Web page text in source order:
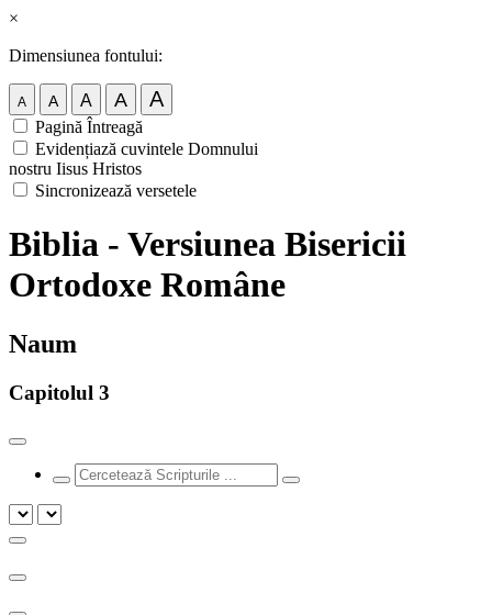
×
Dimensiunea fontului:
A A A A A
Pagină Întreagă
Evidențiază cuvintele Domnului
nostru Iisus Hristos
Sincronizează versetele
Biblia - Versiunea Bisericii
Ortodoxe Române
Naum
Capitolul 3